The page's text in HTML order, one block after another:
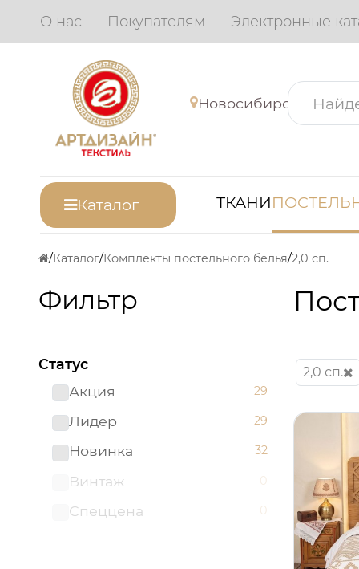
О нас Покупателям Электронные
Новосибирск
Каталог ТКАНИ
Каталог Комплекты постельного белья 2,0 сп.
Фильтр
Статус
Акция
29
Лидер 29
Новинка 32
Винтаж 0
Спеццена 0
2,0 сп.